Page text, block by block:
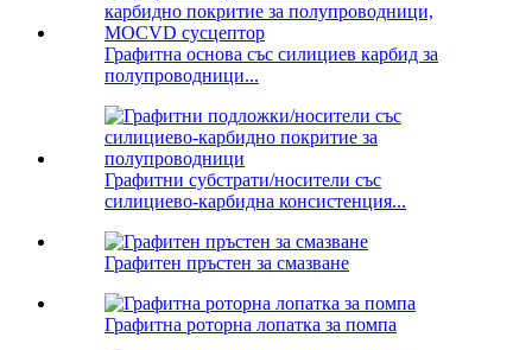
Графитна основа със силициев карбид за
полупроводници...
Графитни субстрати/носители със
силициево-карбидна консистенция...
Графитен пръстен за смазване
Графитна роторна лопатка за помпа